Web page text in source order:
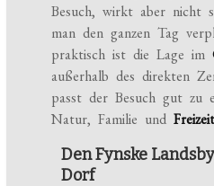
Besuch, wirkt aber nicht
man den ganzen Tag
praktisch ist die Lage im
außerhalb des direkten
passt der Besuch gut zu
Natur, Familie undFreizeit
Den Fynske
Dorf